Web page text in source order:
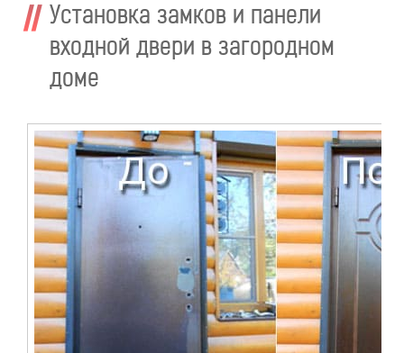
Установка замков и панели
входной двери в загородном
доме